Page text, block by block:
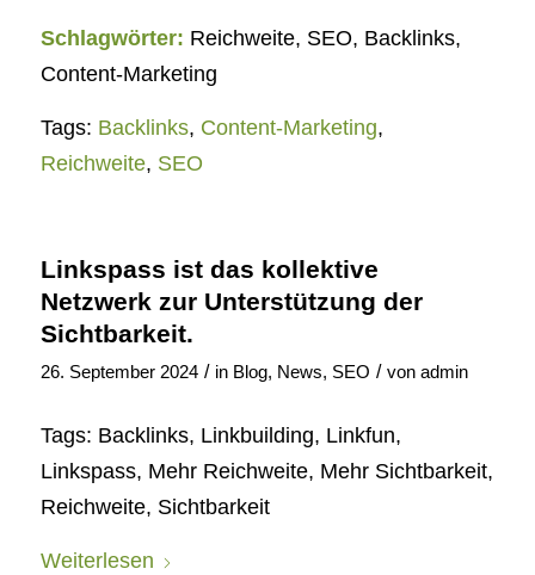
Schlagwörter: Reichweite, SEO, Backlinks,
Content-Marketing
Tags: Backlinks, Content-Marketing,
Reichweite, SEO
Linkspass ist das kollektive
Netzwerk zur Unterstützung der
Sichtbarkeit.
26. September 2024 / in Blog, News, SEO / von admin
Tags: Backlinks, Linkbuilding, Linkfun,
Linkspass, Mehr Reichweite, Mehr Sichtbarkeit,
Reichweite, Sichtbarkeit
Weiterlesen